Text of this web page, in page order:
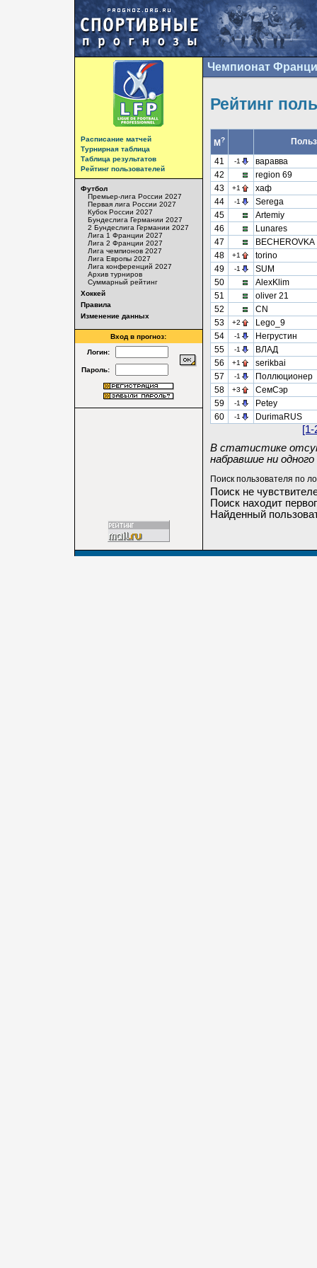
Расписание матчей
Турнирная таблица
Таблица результатов
Рейтинг пользователей
Футбол
Премьер-лига России 2027
Первая лига России 2027
Кубок России 2027
Бундеслига Германии 2027
2 Бундеслига Германии 2027
Лига 1 Франции 2027
Лига 2 Франции 2027
Лига чемпионов 2027
Лига Европы 2027
Лига конференций 2027
Архив турниров
Суммарный рейтинг
Хоккей
Правила
Изменение данных
Вход в прогноз:
Логин:
Пароль:
Чемпионат
Рейтинг
М?
41
-1
варавва
42
region 69
43
+1
хаф
44
-1
Serega
45
Artemiy
46
Lunares
47
BECHEROVKA
48
+1
torino
49
-1
SUM
50
AlexKlim
51
oliver 21
52
CN
53
+2
Lego_9
54
-1
Негрустин
55
-1
ВЛАД
56
+1
serikbai
57
-1
Поллюционер
58
+3
СемСэр
59
-1
Petey
60
-1 DurimaRUS
[1-
В статистике
набравшие ни одного
Поиск пользователя по
Поиск не
Поиск находит
Найденный